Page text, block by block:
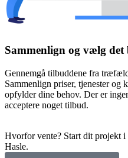
Sammenlign og vælg det
Gennemgå tilbuddene fra
Sammenlign priser, tjenester og
opfylder dine behov. Der er
acceptere noget tilbud.
Hvorfor vente? Start dit projekt
Hasle.